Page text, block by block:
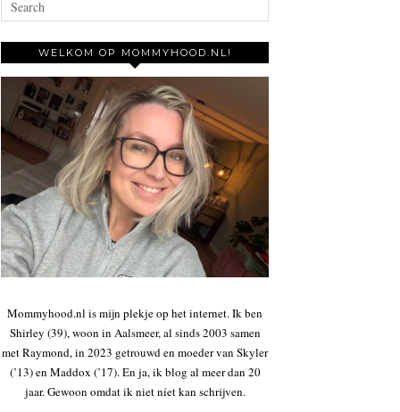
WELKOM OP MOMMYHOOD.NL!
Mommyhood.nl is mijn plekje op het internet. Ik ben
Shirley (39), woon in Aalsmeer, al sinds 2003 samen
met Raymond, in 2023 getrouwd en moeder van Skyler
(’13) en Maddox (’17). En ja, ik blog al meer dan 20
jaar. Gewoon omdat ik niet níet kan schrijven.